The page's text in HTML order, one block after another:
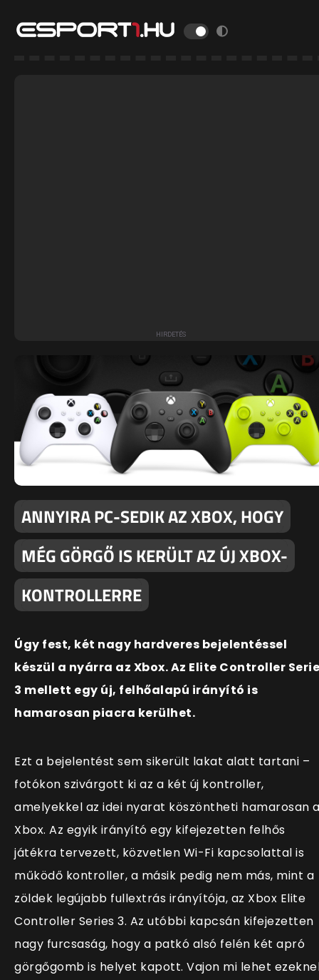
ANNYIRA PC-SEDIK AZ XBOX, HOGY
MÉG GÖRGŐ IS KERÜLT AZ ÚJ XBOX-
KONTROLLERRE
Úgy fest, két nagy hardveres bejelentéssel
készül a nyárra az Xbox. Az Elite Controller
3 mellett egy új, felhőalapú irányító is
hamarosan piacra kerülhet.
Ezt a bejelentést sem sikerült lakat alatt tartani –
fotókon szivárgott ki az a két új kontroller,
amelyekkel az idei nyarat köszöntheti hamarosan
Xbox. Az egyik irányító egy kifejezetten felhős
játékra tervezett, közvetlen Wi-Fi kapcsolattal is
működő kontroller, a másik pedig nem más, mint a
zöldek legújabb fullextrás irányítója, az Xbox Elite
Controller Series 3. Az utóbbi kapcsán kifejezetten
nagy furcsaság, hogy a patkó alsó felén két apró
görgőgomb is helyet kapott. Vajon mi lehet